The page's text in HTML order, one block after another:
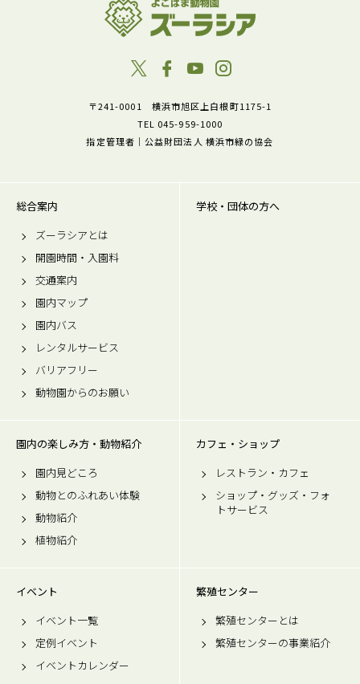
〒241-0001 横浜市旭区上白根町1175-1
TEL 045-959-1000
指定管理者｜公益財団法人 横浜市緑の協会
総合案内
ズーラシアとは
開園時間・入園料
交通案内
園内マップ
園内バス
レンタルサービス
バリアフリー
動物園からのお願い
学校・団体の方へ
園内の楽しみ方・動物紹介
園内見どころ
動物とのふれあい体験
動物紹介
植物紹介
カフェ・ショップ
レストラン・カフェ
ショップ・グッズ・フォ
トサービス
イベント
イベント一覧
定例イベント
イベントカレンダー
繁殖センター
繁殖センターとは
繁殖センターの事業紹介